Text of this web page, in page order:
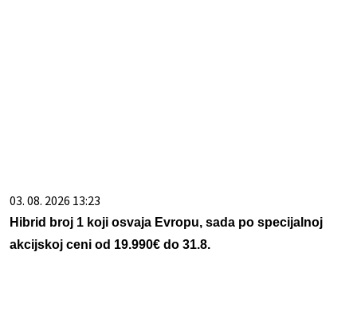
03. 08. 2026 13:23
Hibrid broj 1 koji osvaja Evropu, sada po specijalnoj
akcijskoj ceni od 19.990€ do 31.8.